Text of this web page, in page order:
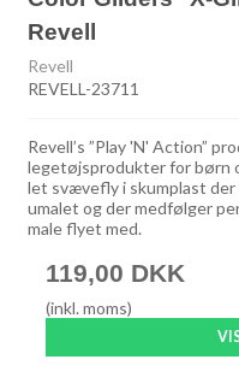
Revell
Revell
REVELL-23711
Revell’s ”Play 'N' Action”
legetøjsprodukter for børn
let svævefly i skumplast der
umalet og der medfølger
male flyet med.
119,00 DKK
(inkl. moms)